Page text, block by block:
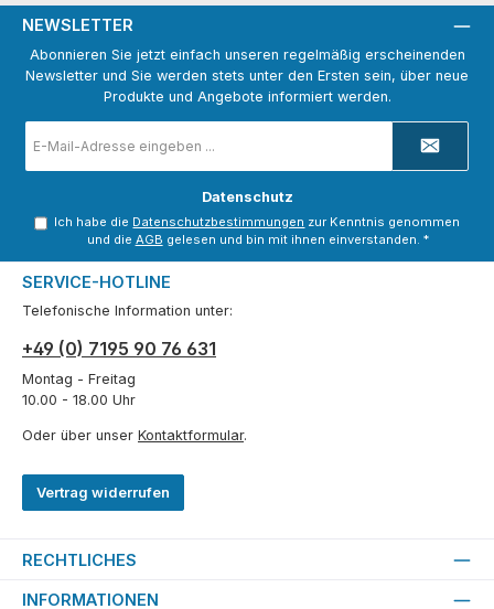
NEWSLETTER
Abonnieren Sie jetzt einfach unseren regelmäßig erscheinenden
Newsletter und Sie werden stets unter den Ersten sein, über neue
Produkte und Angebote informiert werden.
Mail-
Adresse
Datenschutz
Ich habe die Datenschutzbestimmungen zur Kenntnis genommen
und die AGB gelesen und bin mit ihnen einverstanden. *
SERVICE-HOTLINE
Telefonische Information unter:
+49 (0) 7195 90 76 631
Montag - Freitag
10.00 - 18.00 Uhr
Oder über unser Kontaktformular.
Vertrag widerrufen
RECHTLICHES
INFORMATIONEN